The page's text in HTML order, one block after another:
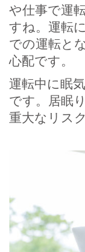
や仕事で運
すね。運転
での運転と
心配です。
運転中に眠
です。居眠
重大なリス